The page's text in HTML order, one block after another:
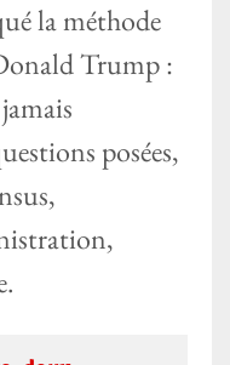
la méthode
Trump :
posées,